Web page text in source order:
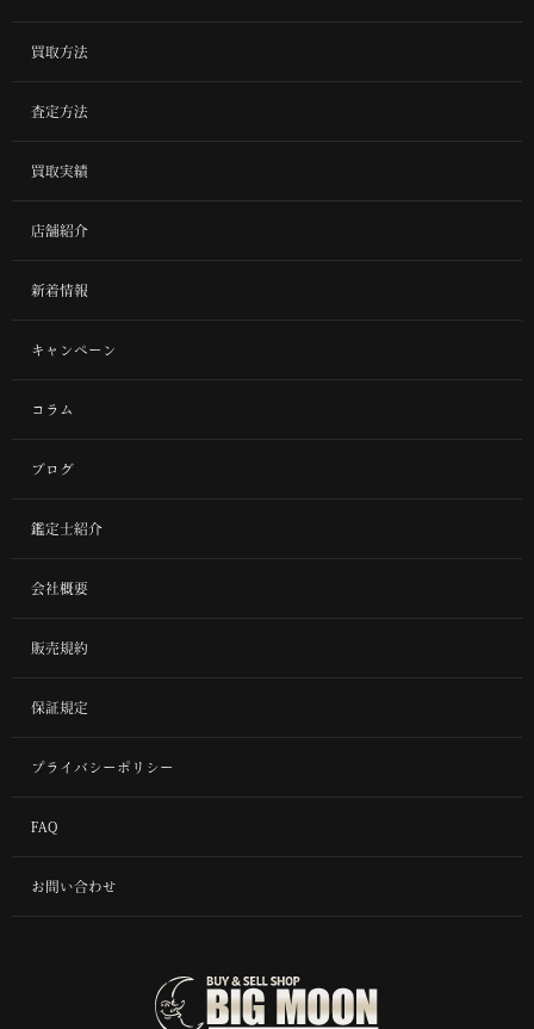
買取方法
査定方法
買取実績
店舗紹介
新着情報
キャンペーン
コラム
ブログ
鑑定士紹介
会社概要
販売規約
保証規定
プライバシーポリシー
FAQ
お問い合わせ